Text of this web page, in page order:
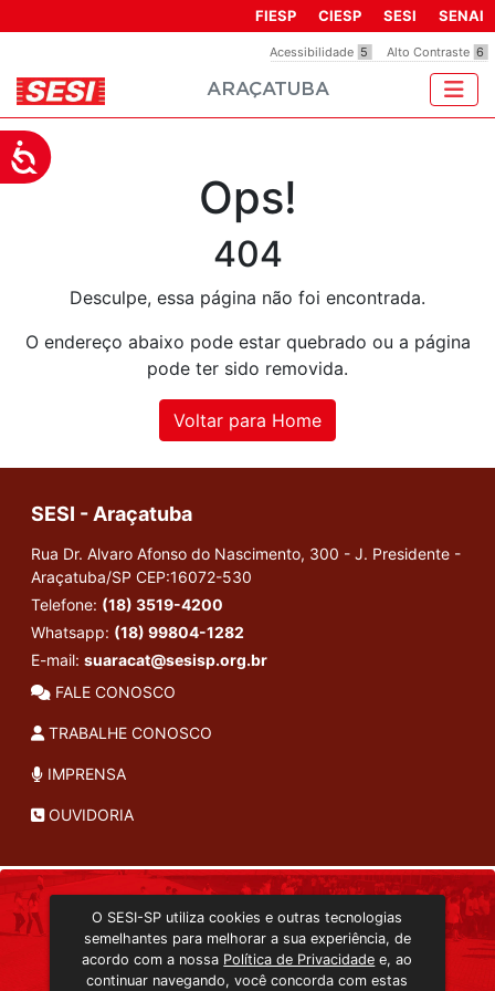
inclui
um
sistema
de
Acessibilidade
Acessibilidade 5 Alto Contraste 6
FIESP CIESP SESI SENAI
ARAÇATUBA
Ops!
404
Desculpe, essa página não foi encontrada.
O endereço abaixo pode estar quebrado ou a página
pode ter sido removida.
Voltar para Home
SESI - Araçatuba
Rua Dr. Alvaro Afonso do Nascimento, 300 - J. Presidente -
Araçatuba/SP CEP:16072-530
Telefone: (18) 3519-4200
Whatsapp: (18) 99804-1282
E-mail: suaracat@sesisp.org.br
FALE CONOSCO
TRABALHE CONOSCO
IMPRENSA
OUVIDORIA
TRANSMISSÃO ON-LINE
EDITORA SESI-SP
CONSULTA AO ACERVO
O SESI-SP utiliza cookies e outras tecnologias
semelhantes para melhorar a sua experiência, de
acordo com a nossa Política de Privacidade e, ao
continuar navegando, você concorda com estas